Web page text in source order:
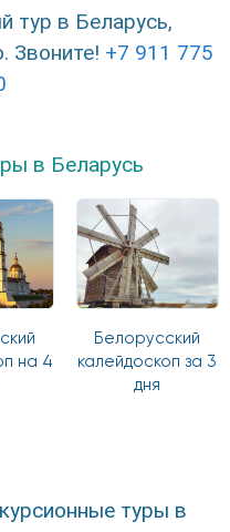
тур в Беларусь,
Звоните! +7 911 775
в Беларусь
на 4
Белорусский
калейдоскоп за 3
дня
туры в